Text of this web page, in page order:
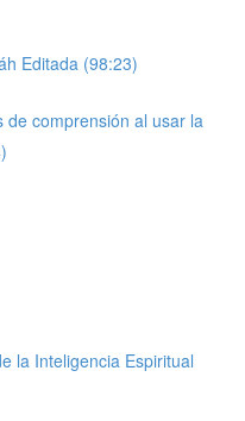
Editada (98:23)
comprensión al usar la
la Inteligencia Espiritual